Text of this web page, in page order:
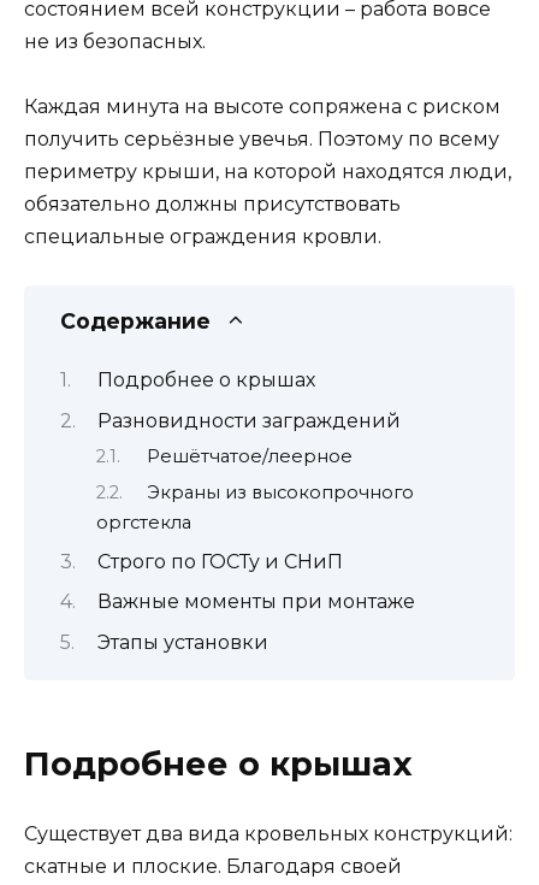
состоянием всей конструкции – работа вовсе
не из безопасных.
Каждая минута на высоте сопряжена с риском
получить серьёзные увечья. Поэтому по всему
периметру крыши, на которой находятся люди,
обязательно должны присутствовать
специальные ограждения кровли.
Содержание
Подробнее о крышах
Разновидности заграждений
Решётчатое/леерное
Экраны из высокопрочного
оргстекла
Строго по ГОСТу и СНиП
Важные моменты при монтаже
Этапы установки
Подробнее о крышах
Существует два вида кровельных конструкций:
скатные и плоские. Благодаря своей